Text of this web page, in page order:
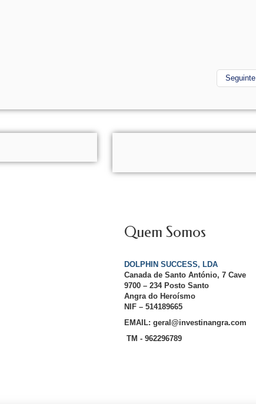
Seguinte
Quem Somos
DOLPHIN SUCCESS, LDA
Canada de Santo António, 7 Cave
9700 – 234 Posto Santo
Angra do Heroísmo
NIF – 514189665
EMAIL: geral@investinangra.com
TM - 962296789